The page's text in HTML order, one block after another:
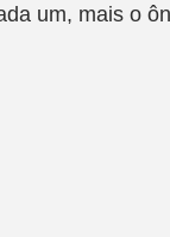
um, mais o